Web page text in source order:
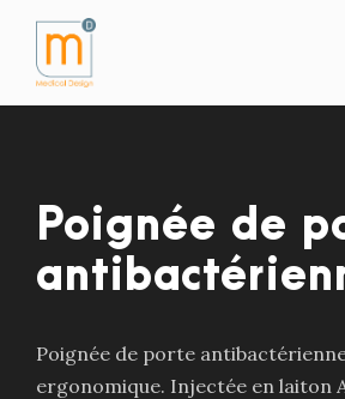
Poignée de
Poignée de porte
ergonomique. Injectée en laiton